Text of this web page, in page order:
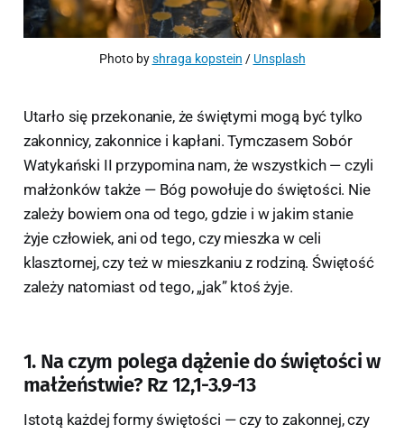
Photo by shraga kopstein / Unsplash
Utarło się przekonanie, że świętymi mogą być tylko
zakonnicy, zakonnice i kapłani. Tymczasem Sobór
Watykański II przypomina nam, że wszystkich — czyli
małżonków także — Bóg powołuje do świętości. Nie
zależy bowiem ona od tego, gdzie i w jakim stanie
żyje człowiek, ani od tego, czy mieszka w celi
klasztornej, czy też w mieszkaniu z rodziną. Świętość
zależy natomiast od tego, „jak” ktoś żyje.
1. Na czym polega dążenie do świętości w
małżeństwie? Rz 12,1-3.9-13
Istotą każdej formy świętości — czy to zakonnej, czy